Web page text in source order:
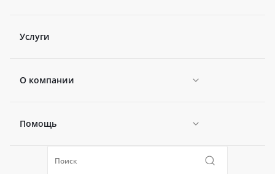
Услуги
О компании
Новости
Политика конфиденциальности
Помощь
Коллекции